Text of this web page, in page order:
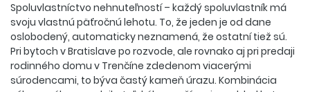
Spoluvlastníctvo nehnuteľností – každý spoluvlastník má
svoju vlastnú päťročnú lehotu. To, že jeden je od dane
oslobodený, automaticky neznamená, že ostatní tiež sú.
Pri bytoch v Bratislave po rozvode, ale rovnako aj pri predaji
rodinného domu v Trenčíne zdedenom viacerými
súrodencami, to býva častý kameň úrazu. Kombinácia